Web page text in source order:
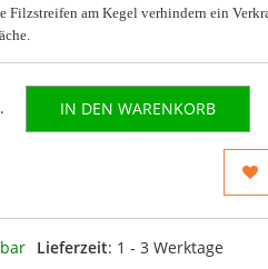
Filzstreifen am Kegel verhindern ein
IN DEN WARENKORB
Lieferzeit: 1 - 3 Werktage